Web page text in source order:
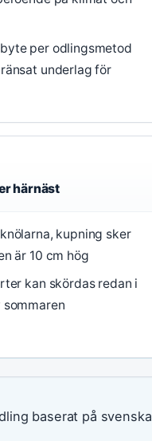
per odlingsmetod
underlag för
härnäst
kupning sker
är 10 cm hög
kan skördas redan i
sommaren
baserat på svenska